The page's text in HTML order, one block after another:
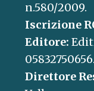
n.580/2009.
Iscrizione
Editore:
05832750656.
Direttore